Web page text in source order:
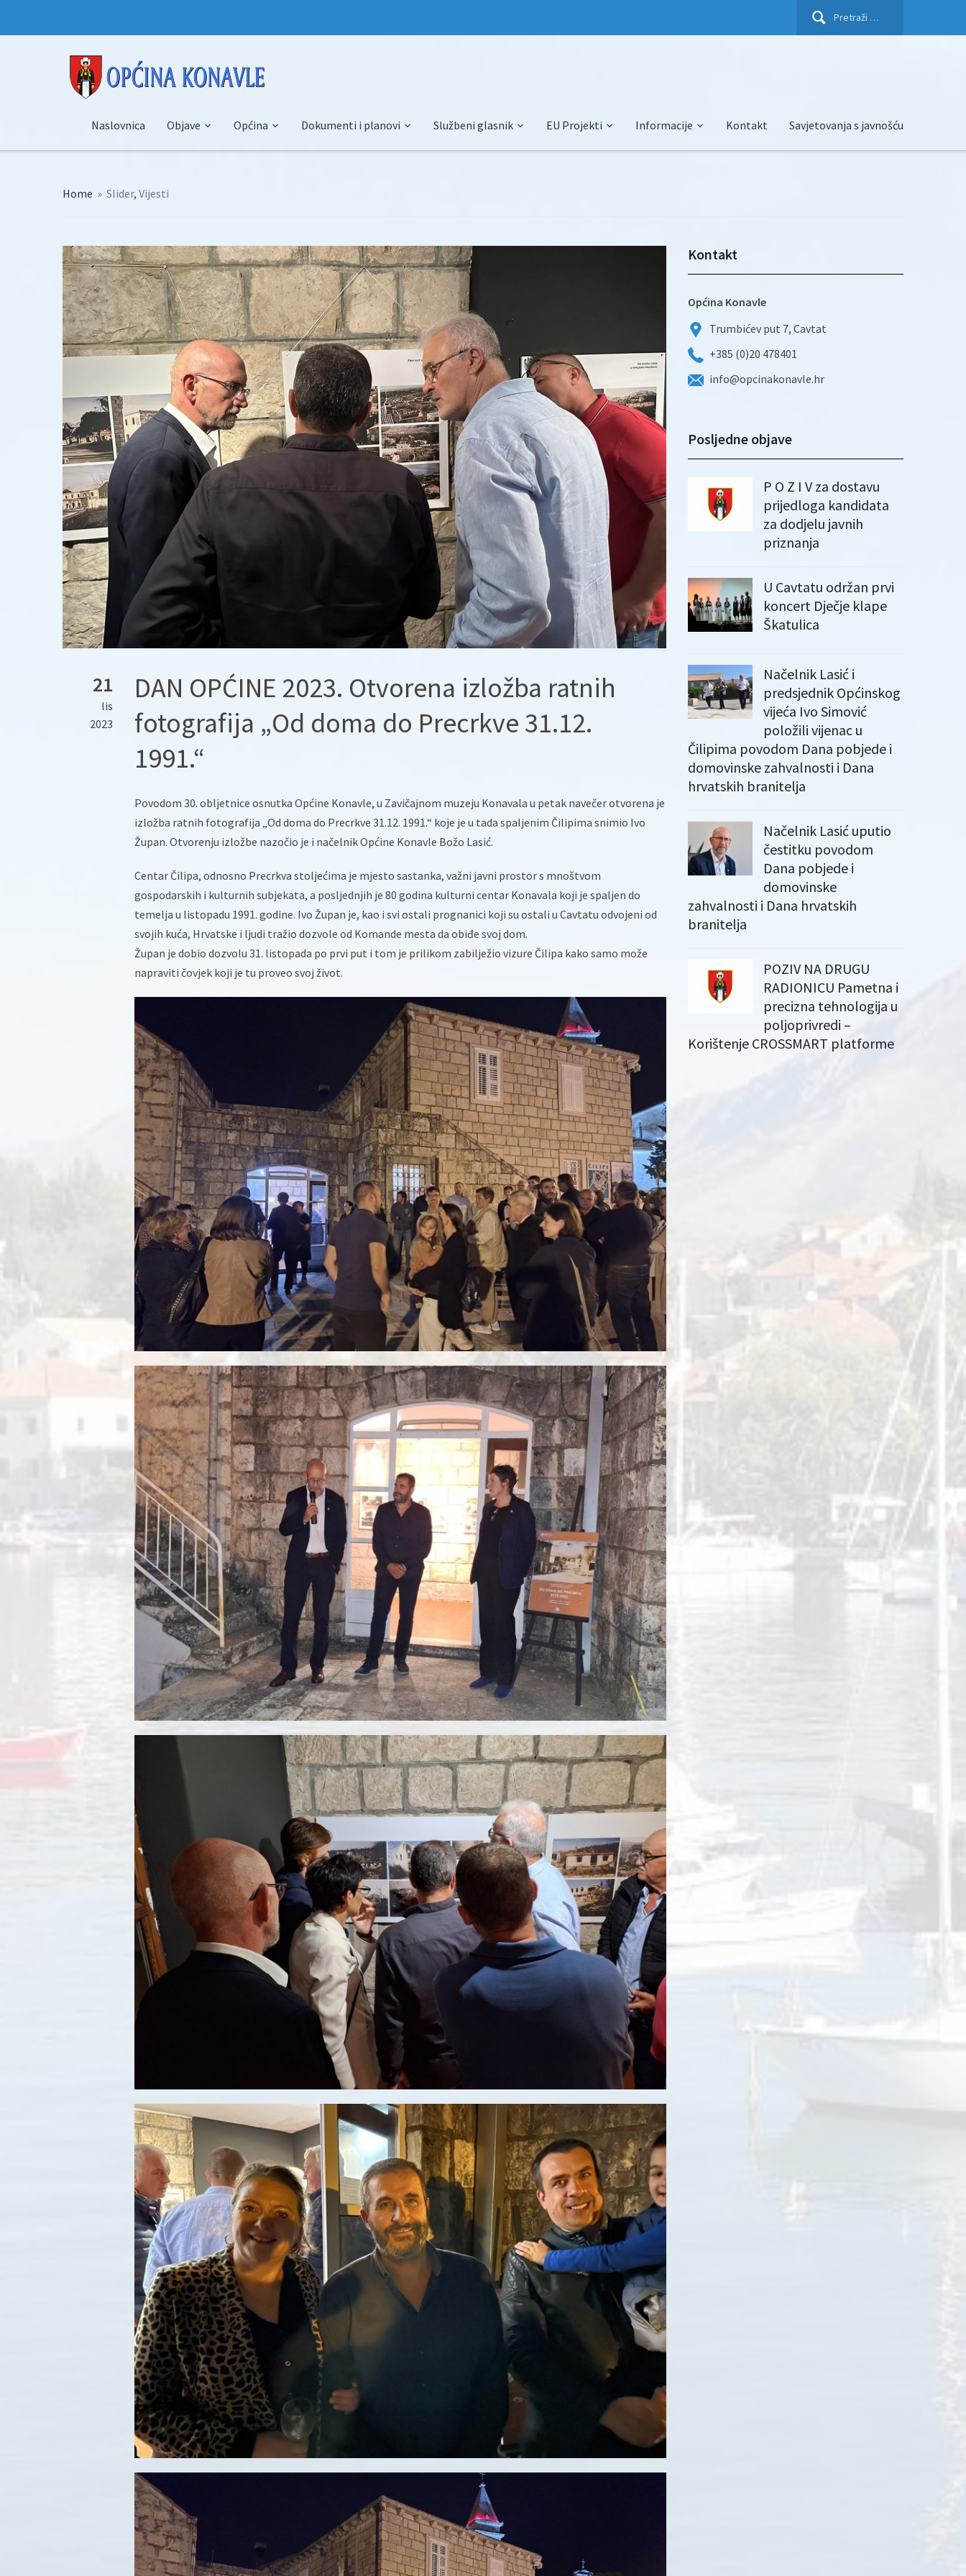
Pretraži:
Naslovnica Objave Općina Dokumenti i planovi Službeni glasnik EU Projekti Informacije Kontakt Savjetovanja s javnošću
Home » Slider, Vijesti
21
lis
2023
DAN OPĆINE 2023. Otvorena izložba ratnih
fotografija „Od doma do Precrkve 31.12.
1991.“
Povodom 30. obljetnice osnutka Općine Konavle, u Zavičajnom muzeju Konavala u petak navečer otvorena je
izložba ratnih fotografija „Od doma do Precrkve 31.12. 1991.“ koje je u tada spaljenim Čilipima snimio Ivo
Župan. Otvorenju izložbe nazočio je i načelnik Općine Konavle Božo Lasić.
Centar Čilipa, odnosno Precrkva stoljećima je mjesto sastanka, važni javni prostor s mnoštvom
gospodarskih i kulturnih subjekata, a posljednjih je 80 godina kulturni centar Konavala koji je spaljen do
temelja u listopadu 1991. godine. Ivo Župan je, kao i svi ostali prognanici koji su ostali u Cavtatu odvojeni od
svojih kuća, Hrvatske i ljudi tražio dozvole od Komande mesta da obiđe svoj dom.
Župan je dobio dozvolu 31. listopada po prvi put i tom je prilikom zabilježio vizure Čilipa kako samo može
napraviti čovjek koji je tu proveo svoj život.
Kontakt
Općina Konavle
Trumbićev put 7, Cavtat
+385 (0)20 478401
info@opcinakonavle.hr
Posljedne objave
P O Z I V za dostavu
prijedloga kandidata
za dodjelu javnih
priznanja
U Cavtatu održan prvi
koncert Dječje klape
Škatulica
Načelnik Lasić i
predsjednik Općinskog
vijeća Ivo Simović
položili vijenac u
Čilipima povodom Dana pobjede i
domovinske zahvalnosti i Dana
hrvatskih branitelja
Načelnik Lasić uputio
čestitku povodom
Dana pobjede i
domovinske
zahvalnosti i Dana hrvatskih
branitelja
POZIV NA DRUGU
RADIONICU Pametna i
precizna tehnologija u
poljoprivredi –
Korištenje CROSSMART platforme